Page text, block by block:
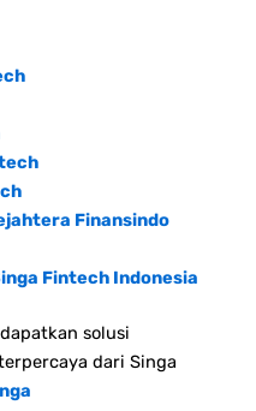
Finansindo
Fintech Indonesia
solusi
dari Singa